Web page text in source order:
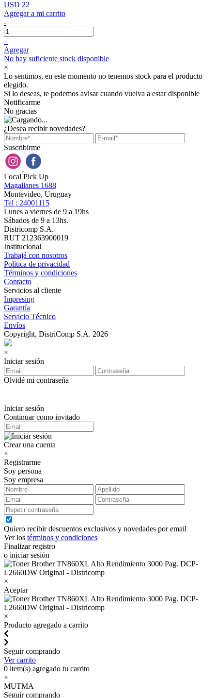
USD 22
Agregar a mi carrito
-
+
Agregar
No hay suficiente stock disponible
×
Lo sentimos, en este momento no tenemos stock para el producto
elegido.
Si lo deseas, te podemos avisar cuando vuelva a estar disponible
Notificarme
No gracias
¿Desea recibir novedades?
Suscribirme
Local Pick Up
Magallanes 1688
Montevideo, Uruguay
Tel : 24001115
Lunes a viernes de 9 a 19hs
Sábados de 9 a 13hs.
Districomp S.A.
RUT 212363900019
Institucional
Trabajá con nosotros
Política de privacidad
Términos y condiciones
Contacto
Servicios al cliente
Impresing
Garantía
Servicio Técnico
Envíos
Copyright, DistriComp S.A. 2026
×
Iniciar sesión
Olvidé mi contraseña
Iniciar sesión
Continuar como invitado
Crear una cuenta
×
Registrarme
Soy persona
Soy empresa
Quiero recibir descuentos exclusivos y novedades por email
Ver los términos y condiciones
Finalizar registro
o iniciar sesión
×
Aceptar
×
Producto agregado a carrito
Seguir comprando
Ver carrito
0 item(s) agregado tu carrito
×
MUTMA
Seguir comprando